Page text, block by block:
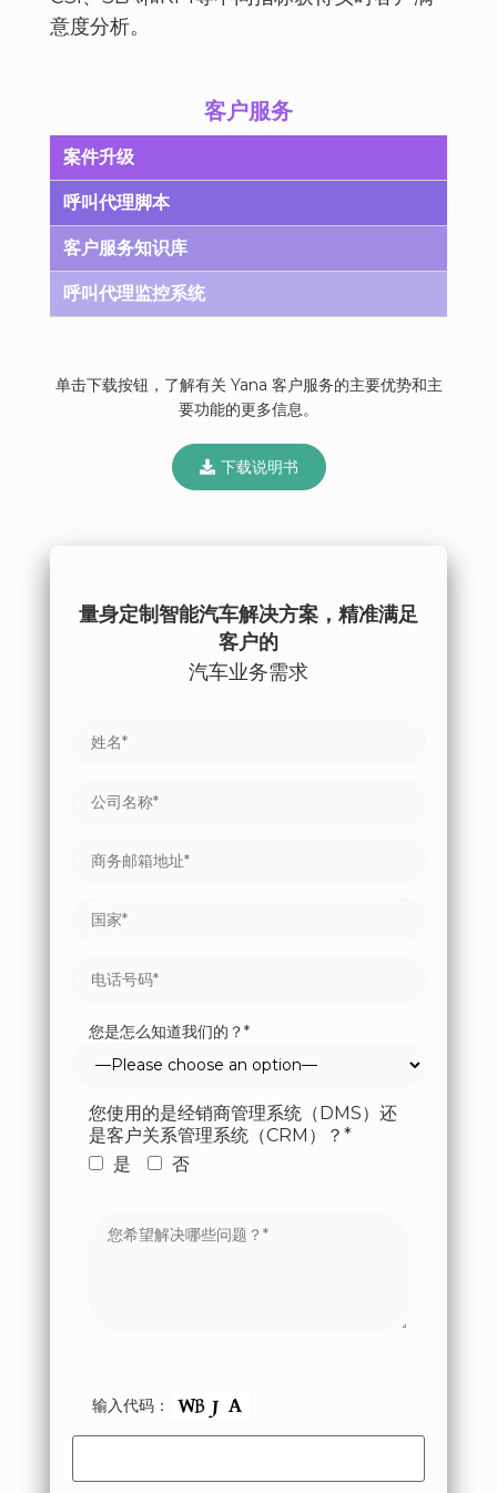
意度分析。
客户服务
案件升级
呼叫代理脚本
客户服务知识库
呼叫代理监控系统
单击下载按钮，了解有关 Yana 客户服务的主要优势和主
要功能的更多信息。
下载说明书
量身定制智能汽车解决方案，精准满足
客户的
汽车业务需求
您是怎么知道我们的？*
您使用的是经销商管理系统（DMS）还
是客户关系管理系统（CRM）？*
是
否
输入代码：